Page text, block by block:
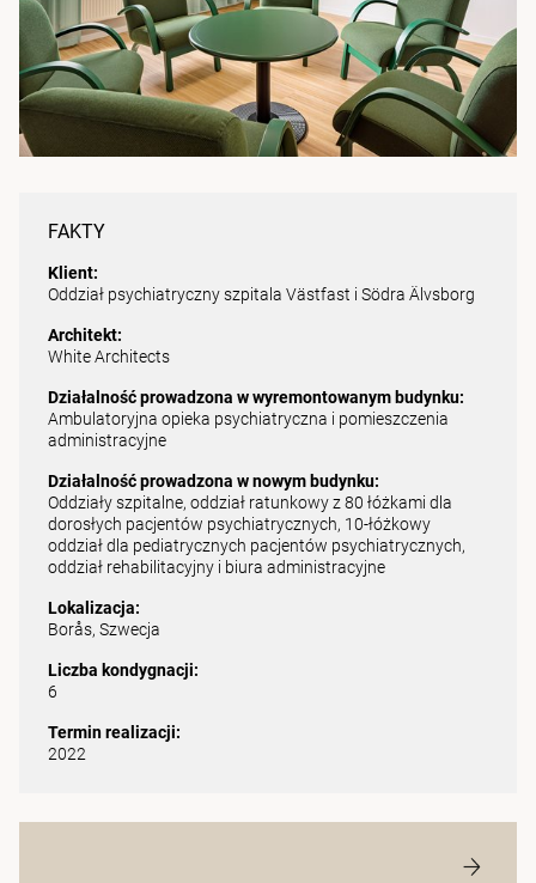
FAKTY
Klient:
Oddział psychiatryczny szpitala Västfast i Södra Älvsborg
Architekt:
White Architects
Działalność prowadzona w wyremontowanym budynku:
Ambulatoryjna opieka psychiatryczna i pomieszczenia
administracyjne
Działalność prowadzona w nowym budynku:
Oddziały szpitalne, oddział ratunkowy z 80 łóżkami dla
dorosłych pacjentów psychiatrycznych, 10-łóżkowy
oddział dla pediatrycznych pacjentów psychiatrycznych,
oddział rehabilitacyjny i biura administracyjne
Lokalizacja:
Borås, Szwecja
Liczba kondygnacji:
6
Termin realizacji:
2022